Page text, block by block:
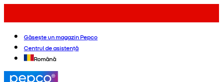
Găsește un magazin Pepco
Centrul de asistență
Română